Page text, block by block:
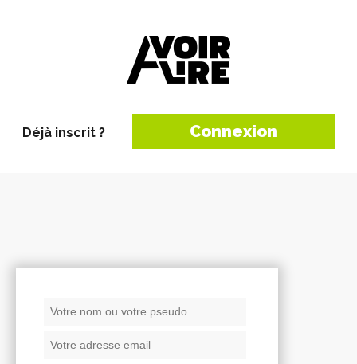
Déjà inscrit ? Connexion